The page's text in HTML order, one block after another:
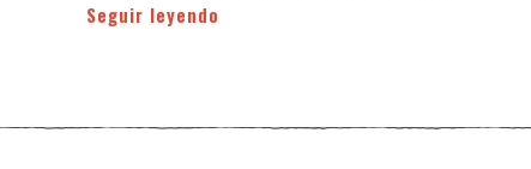
Seguir leyendo